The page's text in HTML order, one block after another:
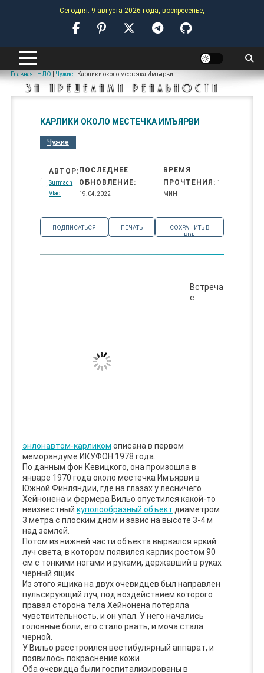
Сегодня: 9 августа 2026 года, воскресенье,
ANOMALY-HUB
ЗА ПРЕДЕЛАМИ РЕАЛЬНОСТИ
Главная НЛО Чужие| Карлики около местечка Имъярви
КАРЛИКИ ОКОЛО МЕСТЕЧКА ИМЪЯРВИ
Чужие
АВТОР:
Surmach
Vlad
ПОСЛЕДНЕЕ
ОБНОВЛЕНИЕ:
19.04.2022
ВРЕМЯ
ПРОЧТЕНИЯ: 1
МИН
ПОДПИСАТЬСЯ ПЕЧАТЬ
СОХРАНИТЬ В
PDF
Встреча
с
энлонавтом-карликом описана в первом
меморандуме ИКУФОН 1978 года.
По данным фон Кевицкого, она произошла в
январе 1970 года около местечка Имъярви в
Южной Финляндии, где на глазах у лесничего
Хейнонена и фермера Вильо опустился какой-то
неизвестный куполообразный объект диаметром
3 метра с плоским дном и завис на высоте 3-4 м
над землей.
Потом из нижней части объекта вырвался яркий
луч света, в котором появился карлик ростом 90
см с тонкими ногами и руками, державший в руках
черный ящик.
Из этого ящика на двух очевидцев был направлен
пульсирующий луч, под воздействием которого
правая сторона тела Хейнонена потеряла
чувствительность, и он упал. У него начались
головные боли, его стало рвать, и моча стала
черной.
У Вильо расстроился вестибулярный аппарат, и
появилось покраснение кожи.
Оба очевидца были госпитализированы в